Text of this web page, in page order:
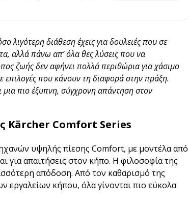
λιγότερη διάθεση έχεις για δουλειές που σε
αλλά πάνω απ’ όλα θες λύσεις που να
ζωής δεν αφήνει πολλά περιθώρια για χάσιμο
επιλογές που κάνουν τη διαφορά στην πράξη.
μια πιο έξυπνη, σύγχρονη απάντηση στον
Kärcher Comfort Series
υψηλής πίεσης Comfort, με μοντέλα από
για απαιτήσεις στον κήπο. Η φιλοσοφία της
απόδοση. Από τον καθαρισμό της
εργαλείων κήπου, όλα γίνονται πιο εύκολα